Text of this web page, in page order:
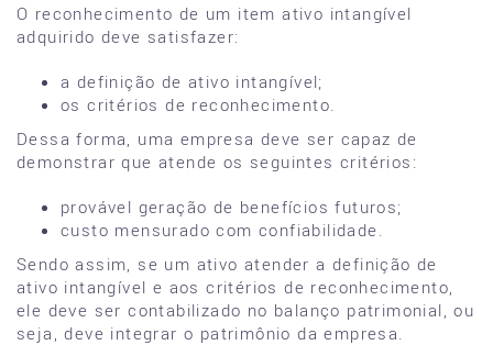
O reconhecimento de um item ativo intangível
adquirido deve satisfazer:
a definição de ativo intangível;
os critérios de reconhecimento.
Dessa forma, uma empresa deve ser capaz de
demonstrar que atende os seguintes critérios:
provável geração de benefícios futuros;
custo mensurado com confiabilidade.
Sendo assim, se um ativo atender a definição de
ativo intangível e aos critérios de reconhecimento,
ele deve ser contabilizado no balanço patrimonial, ou
seja, deve integrar o patrimônio da empresa.